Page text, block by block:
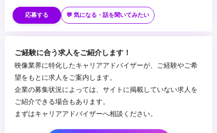
ラフィックス制作)
・Adobe Ps、Aiでの業務経験（3年以上。グラフィックデザイン制
くお願いいたします
ポートフォリオでは、以下の観点についても拝見させていただき
・ポートフォリオの作品や情報を分かりやすく整理して構成されて
・各作品におけるご自身の担当領域と、特に工夫・注力したポイン
トが明確に伝わるか
■歓迎スキル
・一眼カメラなどでの撮影経験（小規模）
・小規模でのライブ配信経験(OBS・VR-6HDなど)
・3DCGの制作経験
・コミュニケーションデザイン、マーケティングの知識
・チームマネジメントの経験
■求める人物像
・クリエイティブの美しさと事業成果（視聴完了率/CV/エンゲージ
メント）を両立できる方
応募する 💬 気になる・話を聞いてみたい
ご経験に合う求人をご紹介します！
映像業界に特化したキャリアアドバイザーが、ご経験やご希
望をもとに求人をご案内します。
企業の募集状況によっては、サイトに掲載していない求人を
ご紹介できる場合もあります。
まずはキャリアアドバイザーへ相談ください。